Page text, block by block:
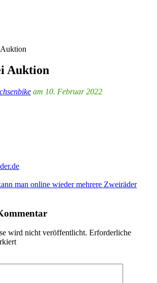
Auktion
am 10. Februar 2022
man online wieder mehrere Zweiräder
wird nicht veröffentlicht. Erforderliche